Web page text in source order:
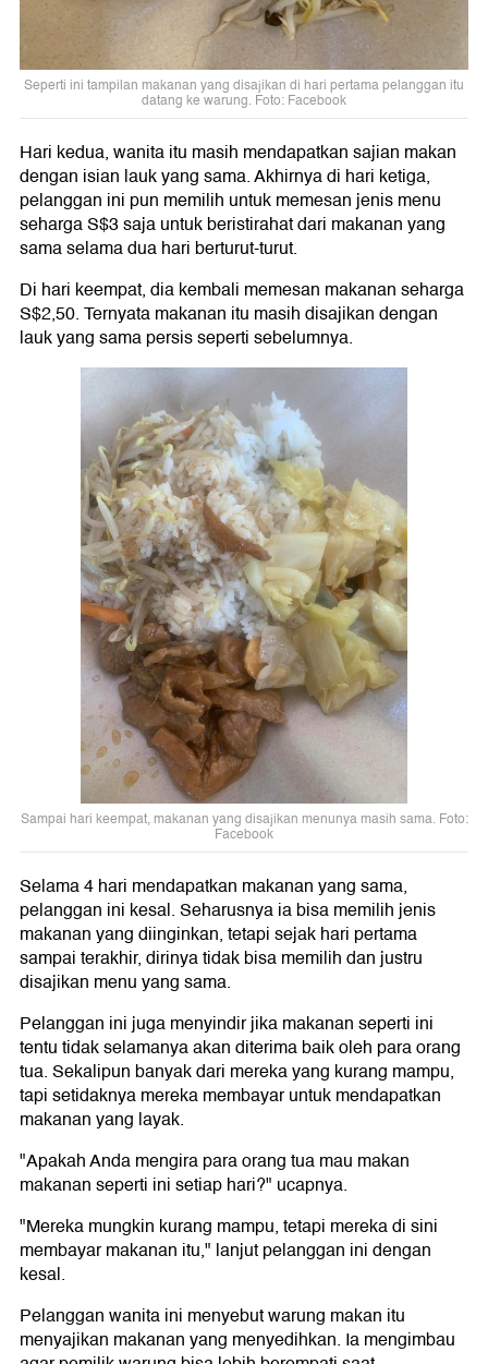
Seperti ini tampilan makanan yang disajikan di hari pertama pelanggan itu
datang ke warung. Foto: Facebook
Hari kedua, wanita itu masih mendapatkan sajian makan
dengan isian lauk yang sama. Akhirnya di hari ketiga,
pelanggan ini pun memilih untuk memesan jenis menu
seharga S$3 saja untuk beristirahat dari makanan yang
sama selama dua hari berturut-turut.
Di hari keempat, dia kembali memesan makanan seharga
S$2,50. Ternyata makanan itu masih disajikan dengan
lauk yang sama persis seperti sebelumnya.
Sampai hari keempat, makanan yang disajikan menunya masih sama. Foto:
Facebook
Selama 4 hari mendapatkan makanan yang sama,
pelanggan ini kesal. Seharusnya ia bisa memilih jenis
makanan yang diinginkan, tetapi sejak hari pertama
sampai terakhir, dirinya tidak bisa memilih dan justru
disajikan menu yang sama.
Pelanggan ini juga menyindir jika makanan seperti ini
tentu tidak selamanya akan diterima baik oleh para orang
tua. Sekalipun banyak dari mereka yang kurang mampu,
tapi setidaknya mereka membayar untuk mendapatkan
makanan yang layak.
"Apakah Anda mengira para orang tua mau makan
makanan seperti ini setiap hari?" ucapnya.
"Mereka mungkin kurang mampu, tetapi mereka di sini
membayar makanan itu," lanjut pelanggan ini dengan
kesal.
Pelanggan wanita ini menyebut warung makan itu
menyajikan makanan yang menyedihkan. Ia mengimbau